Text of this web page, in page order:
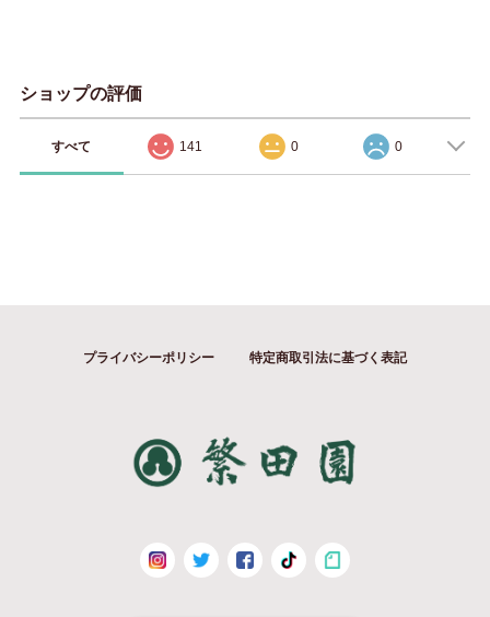
ショップの評価
すべて 141 0 0
プライバシーポリシー 特定商取引法に基づく表記